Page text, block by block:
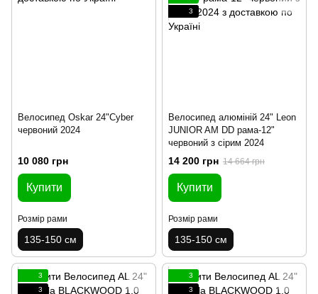
Велосипед Oskar 24"Cyber
червоний 2024
10 080 грн
Купити
Розмір рами
135-150 см
3
Велосипед алюміній 24" Leon
JUNIOR AM DD рама-12"
червоний з сірим 2024
14 200 грн 14 664 грн
Купити
Розмір рами
135-150 см
3
3
3
3